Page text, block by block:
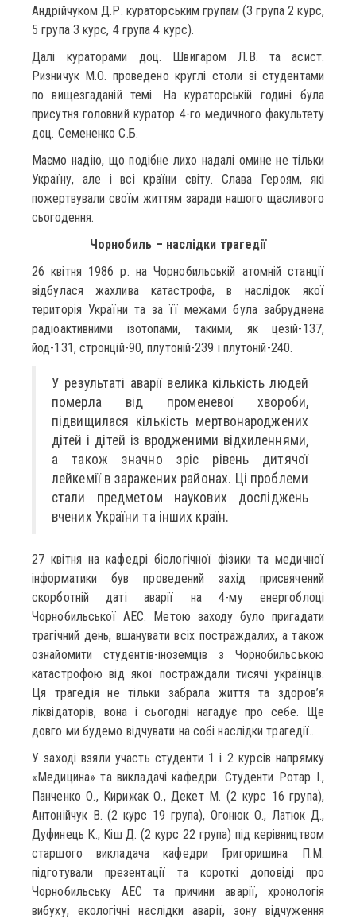
Андрійчуком Д.Р. кураторським групам (3 група 2 курс,
5 група 3 курс, 4 група 4 курс).
Далі кураторами доц. Швигаром Л.В. та асист.
Ризничук М.О. проведено круглі столи зі студентами
по вищезгаданій темі. На кураторській годині була
присутня головний куратор 4-го медичного факультету
доц. Семененко С.Б.
Маємо надію, що подібне лихо надалі омине не тільки
Україну, але і всі країни світу. Слава Героям, які
пожертвували своїм життям заради нашого щасливого
сьогодення.
Чорнобиль – наслідки трагедії
26 квітня 1986 р. на Чорнобильській атомній станції
відбулася жахлива катастрофа, в наслідок якої
територія України та за її межами була забруднена
радіоактивними ізотопами, такими, як цезій-137,
йод-131, стронцій-90, плутоній-239 і плутоній-240.
У результаті аварії велика кількість людей
померла від променевої хвороби,
підвищилася кількість мертвонароджених
дітей і дітей із вродженими відхиленнями,
а також значно зріс рівень дитячої
лейкемії в заражених районах. Ці проблеми
стали предметом наукових досліджень
вчених України та інших країн.
27 квітня на кафедрі біологічної фізики та медичної
інформатики був проведений захід присвячений
скорботній даті аварії на 4-му енергоблоці
Чорнобильської АЕС. Метою заходу було пригадати
трагічний день, вшанувати всіх постраждалих, а також
ознайомити студентів-іноземців з Чорнобильською
катастрофою від якої постраждали тисячі українців.
Ця трагедія не тільки забрала життя та здоров’я
ліквідаторів, вона і сьогодні нагадує про себе. Ще
довго ми будемо відчувати на собі наслідки трагедії…
У заході взяли участь студенти 1 і 2 курсів напрямку
«Медицина» та викладачі кафедри. Студенти Ротар І.,
Панченко О., Кирижак О., Декет М. (2 курс 16 група),
Антонійчук В. (2 курс 19 група), Огонюк О., Латюк Д.,
Дуфинець К., Кіш Д. (2 курс 22 група) під керівництвом
старшого викладача кафедри Григоришина П.М.
підготували презентації та короткі доповіді про
Чорнобильську АЕС та причини аварії, хронологія
вибуху, екологічні наслідки аварії, зону відчуження